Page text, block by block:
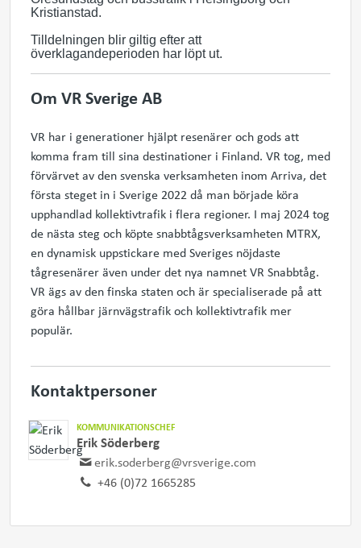
Kristianstad.
Tilldelningen blir giltig efter att
överklagandeperioden har löpt ut.
Om VR Sverige AB
VR har i generationer hjälpt resenärer och gods att
komma fram till sina destinationer i Finland. VR tog, med
förvärvet av den svenska verksamheten inom Arriva, det
första steget in i Sverige 2022 då man började köra
upphandlad kollektivtrafik i flera regioner. I maj 2024 tog
de nästa steg och köpte snabbtågsverksamheten MTRX,
en dynamisk uppstickare med Sveriges nöjdaste
tågresenärer även under det nya namnet VR Snabbtåg.
VR ägs av den finska staten och är specialiserade på att
göra hållbar järnvägstrafik och kollektivtrafik mer
populär.
Kontaktpersoner
KOMMUNIKATIONSCHEF
Erik Söderberg
erik.soderberg@vrsverige.com
+46 (0)72 1665285